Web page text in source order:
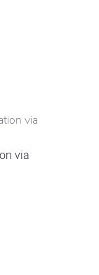
via